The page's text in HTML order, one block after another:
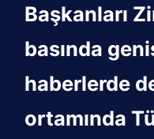
Başkanları
basında
haberlerde
ortamında